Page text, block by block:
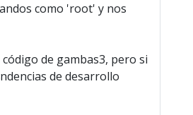
como 'root' y nos
de gambas3, pero si
de desarrollo